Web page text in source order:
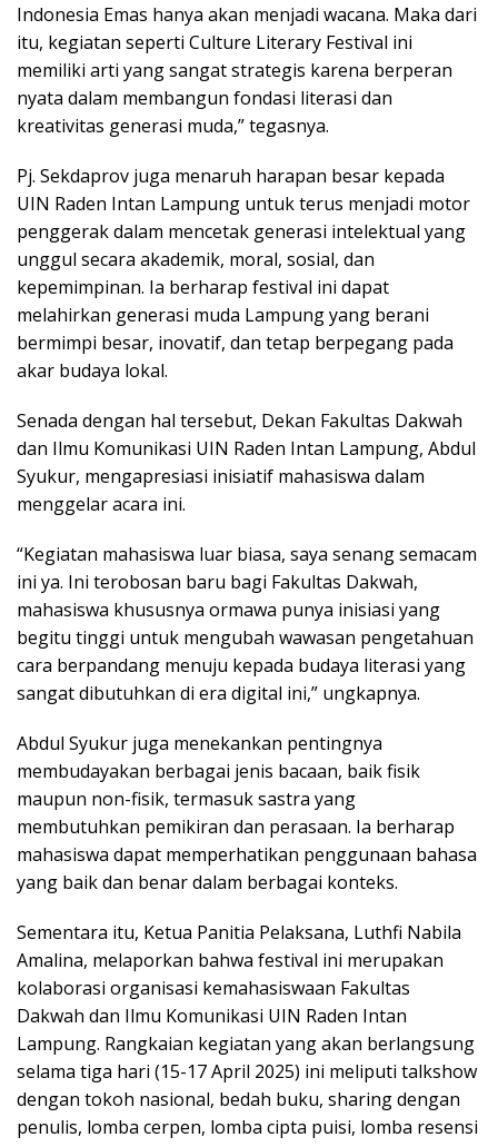
Indonesia Emas hanya akan menjadi wacana. Maka dari
itu, kegiatan seperti Culture Literary Festival ini
memiliki arti yang sangat strategis karena berperan
nyata dalam membangun fondasi literasi dan
kreativitas generasi muda,” tegasnya.
Pj. Sekdaprov juga menaruh harapan besar kepada
UIN Raden Intan Lampung untuk terus menjadi motor
penggerak dalam mencetak generasi intelektual yang
unggul secara akademik, moral, sosial, dan
kepemimpinan. Ia berharap festival ini dapat
melahirkan generasi muda Lampung yang berani
bermimpi besar, inovatif, dan tetap berpegang pada
akar budaya lokal.
Senada dengan hal tersebut, Dekan Fakultas Dakwah
dan Ilmu Komunikasi UIN Raden Intan Lampung, Abdul
Syukur, mengapresiasi inisiatif mahasiswa dalam
menggelar acara ini.
“Kegiatan mahasiswa luar biasa, saya senang semacam
ini ya. Ini terobosan baru bagi Fakultas Dakwah,
mahasiswa khususnya ormawa punya inisiasi yang
begitu tinggi untuk mengubah wawasan pengetahuan
cara berpandang menuju kepada budaya literasi yang
sangat dibutuhkan di era digital ini,” ungkapnya.
Abdul Syukur juga menekankan pentingnya
membudayakan berbagai jenis bacaan, baik fisik
maupun non-fisik, termasuk sastra yang
membutuhkan pemikiran dan perasaan. Ia berharap
mahasiswa dapat memperhatikan penggunaan bahasa
yang baik dan benar dalam berbagai konteks.
Sementara itu, Ketua Panitia Pelaksana, Luthfi Nabila
Amalina, melaporkan bahwa festival ini merupakan
kolaborasi organisasi kemahasiswaan Fakultas
Dakwah dan Ilmu Komunikasi UIN Raden Intan
Lampung. Rangkaian kegiatan yang akan berlangsung
selama tiga hari (15-17 April 2025) ini meliputi talkshow
dengan tokoh nasional, bedah buku, sharing dengan
penulis, lomba cerpen, lomba cipta puisi, lomba resensi